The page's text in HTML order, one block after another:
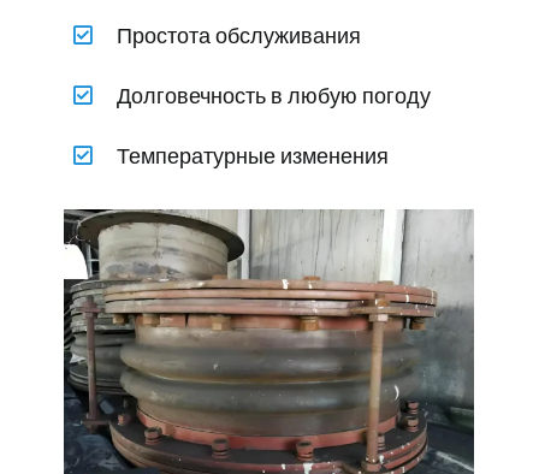
Простота обслуживания
Долговечность в любую погоду
Температурные изменения